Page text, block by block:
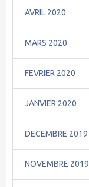
AVRIL 2020
MARS 2020
FEVRIER 2020
JANVIER 2020
DECEMBRE 2019
NOVEMBRE 2019